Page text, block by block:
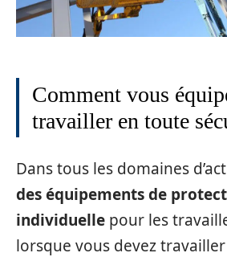
Comment vous
travailler en toute
Dans tous les domaines
des équipements de
individuelle pour les
lorsque vous devez